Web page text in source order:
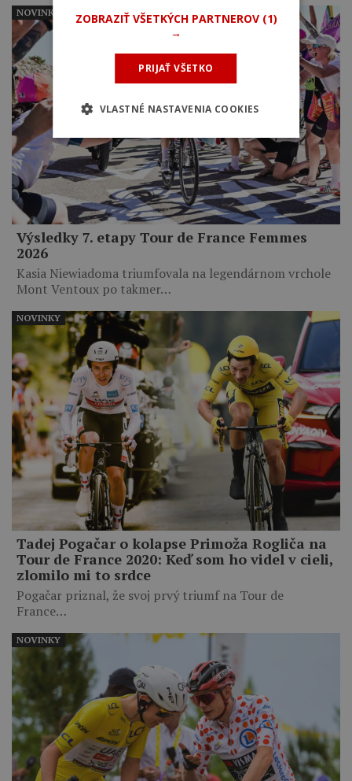
Výsledky 7. etapy Tour de France Femmes
2026
Kasia Niewiadoma triumfovala na legendárnom vrchole
Mont Ventoux po takmer…
NOVINKY
Tadej Pogačar o kolapse Primoža Rogliča na
Tour de France 2020: Keď som ho videl v cieli,
zlomilo mi to srdce
Pogačar priznal, že svoj prvý triumf na Tour de
France…
NOVINKY
NOVINKY
ZOBRAZIŤ VŠETKÝCH PARTNEROV (1)
→
PRIJAŤ VŠETKO
VLASTNÉ NASTAVENIA COOKIES